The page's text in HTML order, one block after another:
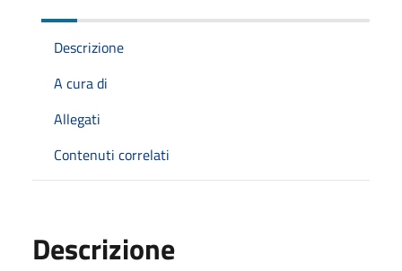
Descrizione
A cura di
Allegati
Contenuti correlati
Descrizione